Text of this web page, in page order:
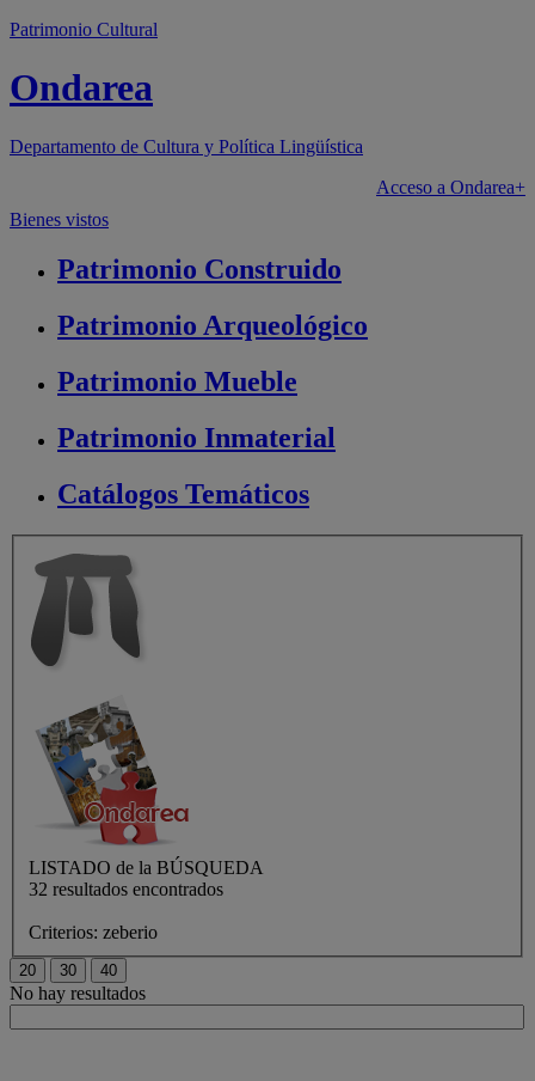
Patrimonio Cultural
Ondarea
Departamento de Cultura y Política Lingüística
Acceso a Ondarea+
Bienes vistos
Patrimonio Construido
Patrimonio Arqueológico
Patrimonio Mueble
Patrimonio Inmaterial
Catálogos Temáticos
LISTADO de la BÚSQUEDA
32 resultados encontrados
Criterios: zeberio
No hay resultados